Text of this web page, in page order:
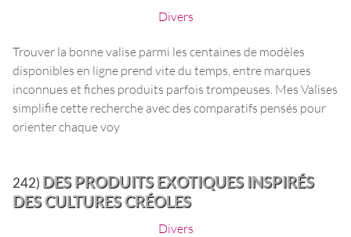
Divers
Trouver la bonne valise parmi les centaines de modèles
disponibles en ligne prend vite du temps, entre marques
inconnues et fiches produits parfois trompeuses. Mes Valises
simplifie cette recherche avec des comparatifs pensés pour
orienter chaque voy
242) DES PRODUITS EXOTIQUES INSPIRÉS
DES CULTURES CRÉOLES
Divers